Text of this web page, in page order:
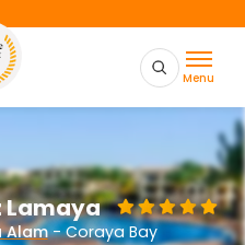
Menu
Lamaya
Alam- Coraya Bay